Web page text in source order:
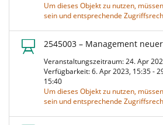
Um dieses Objekt zu nutzen,
sein und entsprechende
2545003 – Management
Veranstaltungszeitraum: 24. Apr
Verfügbarkeit: 6. Apr 2023, 15:35 -
15:40
Um dieses Objekt zu nutzen,
sein und entsprechende